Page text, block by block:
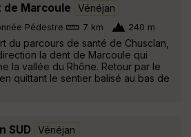
de Marcoule Vénéjan
Pédestre 7 km 240 m
du parcours de santé de Chusclan,
la dent de Marcoule qui
la vallée du Rhône. Retour par le
quittant le sentier balisé au bas de
SUD Vénéjan